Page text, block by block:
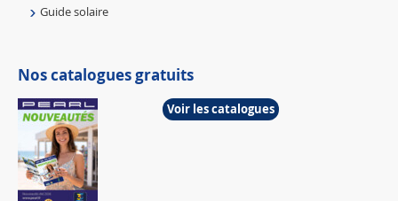
Guide solaire
Nos catalogues gratuits
Voir les catalogues